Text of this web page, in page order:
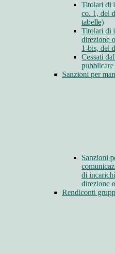
Titolari di
co. 1, del
tabelle)
Titolari di
direzione
1-bis, del
Cessati
Sanzioni per
Sanzioni
di
direzione
Rendiconti